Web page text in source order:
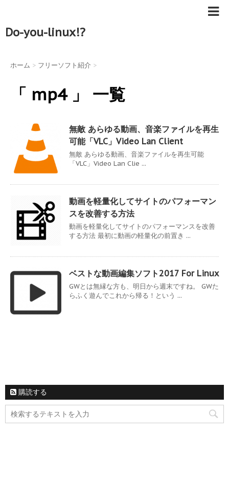
Do-you-linux!?
ホーム > フリーソフト紹介 >
「 mp4 」 一覧
無敵 あらゆる動画、音楽ファイルを再生
可能「VLC」Video Lan Client
無敵 あらゆる動画、音楽ファイルを再生可能
「VLC」Video Lan Clie ...
動画を軽量化してサイトのパフォーマン
スを改善する方法
動画を軽量化してサイトのパフォーマンスを改善
する方法 最初に動画の軽量化の前置き ...
ベストな動画編集ソフト2017 For Linux
GWとは無縁な方も、明日から週末ですね。 GWた
らふく遊んでこれから帰る！という ...
購読する